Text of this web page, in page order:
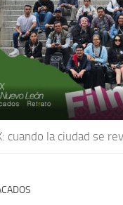
cuando la ciudad se